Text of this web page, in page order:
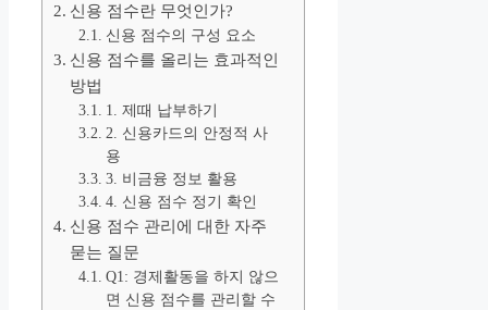
신용 점수란 무엇인가?
신용 점수의 구성 요소
신용 점수를 올리는 효과적인
방법
1. 제때 납부하기
2. 신용카드의 안정적 사
용
3. 비금융 정보 활용
4. 신용 점수 정기 확인
신용 점수 관리에 대한 자주
묻는 질문
Q1: 경제활동을 하지 않으
면 신용 점수를 관리할 수